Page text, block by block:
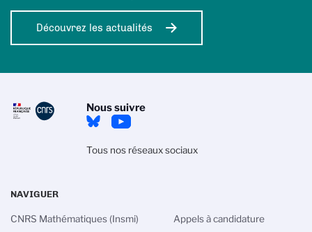
Découvrez les actualités
Nous suivre
Tous nos réseaux sociaux
NAVIGUER
CNRS Mathématiques (Insmi) Appels à candidature